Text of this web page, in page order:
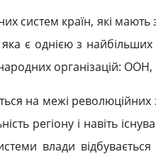
систем країн, які мають
є однією з
організацій: ООН,
на межі революційних
регіону і навіть
влади